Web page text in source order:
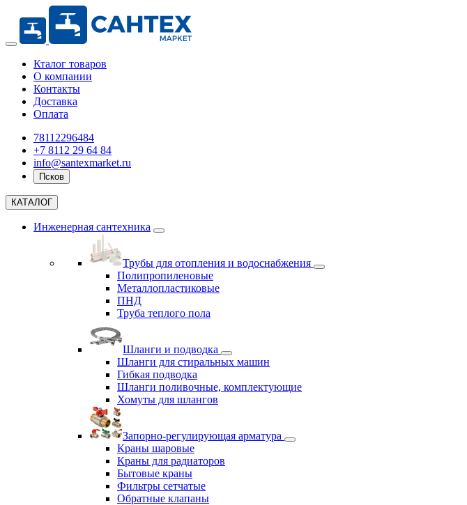
Кталог товаров
О компании
Контакты
Доставка
Оплата
78112296484
+7 8112 29 64 84
info@santexmarket.ru
Псков
КАТАЛОГ
Инженерная сантехника
Трубы для отопления и водоснабжения
Полипропиленовые
Металлопластиковые
ПНД
Труба теплого пола
Шланги и подводка
Шланги для стиральных машин
Гибкая подводка
Шланги поливочные, комплектующие
Хомуты для шлангов
Запорно-регулирующая арматура
Краны шаровые
Краны для радиаторов
Бытовые краны
Фильтры сетчатые
Обратные клапаны